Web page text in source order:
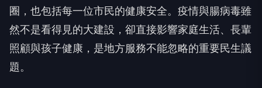
圈，也包括每一位市民的健康安全。疫情與腸病毒雖
然不是看得見的大建設，卻直接影響家庭生活、長輩
照顧與孩子健康，是地方服務不能忽略的重要民生議
題。